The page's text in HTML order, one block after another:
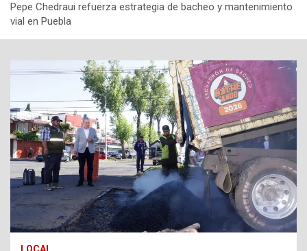
Pepe Chedraui refuerza estrategia de bacheo y mantenimiento
vial en Puebla